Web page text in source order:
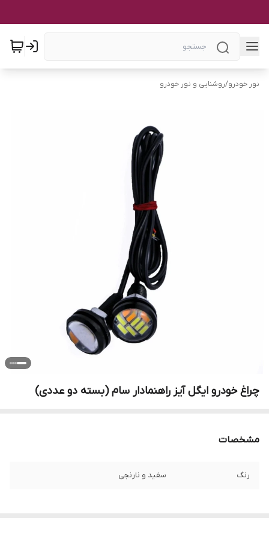
نور خودرو/روشنایی و نور خودرو
چراغ خودرو ایگل آیز راهنمادار سام (بسته دو عددی)
مشخصات
رنگ سفید و نارنجی